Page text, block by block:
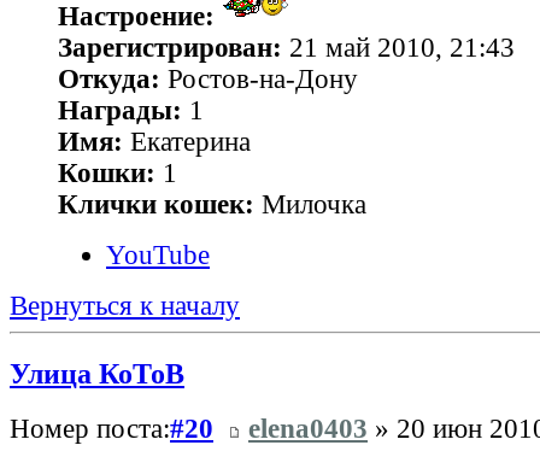
Настроение:
Зарегистрирован: 21 май 2010, 21:43
Откуда: Ростов-на-Дону
Награды: 1
Имя: Екатерина
Кошки: 1
Клички кошек: Милочка
YouTube
Вернуться к началу
Улица КоТоВ
Номер поста:#20 elena0403 » 20 июн